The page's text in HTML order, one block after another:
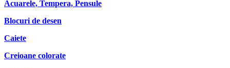
Acuarele, Tempera, Pensule
Blocuri de desen
Caiete
Creioane colorate